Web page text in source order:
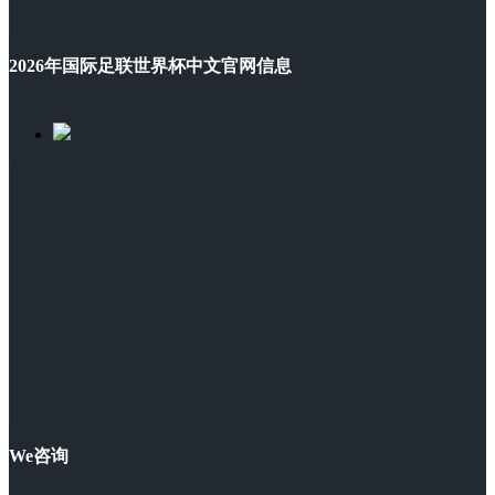
2026年国际足联世界杯中文官网信息
We咨询